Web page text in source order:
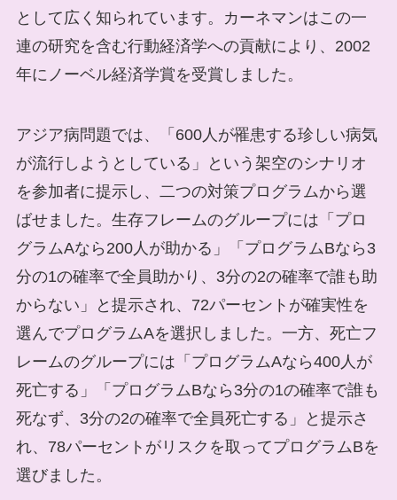
として広く知られています。カーネマンはこの一
連の研究を含む行動経済学への貢献により、2002
年にノーベル経済学賞を受賞しました。
アジア病問題では、「600人が罹患する珍しい病気
が流行しようとしている」という架空のシナリオ
を参加者に提示し、二つの対策プログラムから選
ばせました。生存フレームのグループには「プロ
グラムAなら200人が助かる」「プログラムBなら3
分の1の確率で全員助かり、3分の2の確率で誰も助
からない」と提示され、72パーセントが確実性を
選んでプログラムAを選択しました。一方、死亡フ
レームのグループには「プログラムAなら400人が
死亡する」「プログラムBなら3分の1の確率で誰も
死なず、3分の2の確率で全員死亡する」と提示さ
れ、78パーセントがリスクを取ってプログラムBを
選びました。